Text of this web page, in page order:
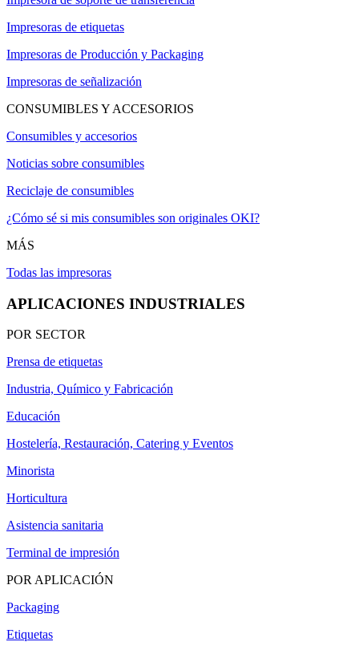
Impresoras de etiquetas
Impresoras de Producción y Packaging
Impresoras de señalización
CONSUMIBLES Y ACCESORIOS
Consumibles y accesorios
Noticias sobre consumibles
Reciclaje de consumibles
¿Cómo sé si mis consumibles son originales OKI?
MÁS
Todas las impresoras
APLICACIONES INDUSTRIALES
POR SECTOR
Prensa de etiquetas
Industria, Químico y Fabricación
Educación
Hostelería, Restauración, Catering y Eventos
Minorista
Horticultura
Asistencia sanitaria
Terminal de impresión
POR APLICACIÓN
Packaging
Etiquetas